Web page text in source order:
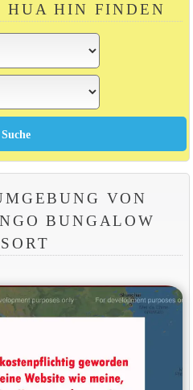
HIN FINDEN
VON
BUNGALOW